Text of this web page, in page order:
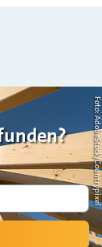
Foto: AdobeStock/Countrypixel